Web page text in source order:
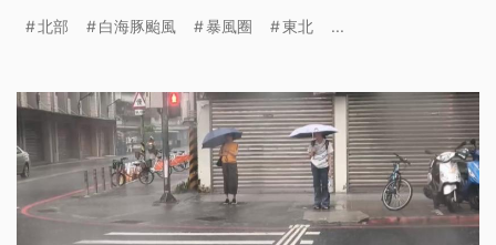
重影響，週末兩天，中部以北山區要嚴防豪雨等級的
往返日本航班有異動，離島船班也停航，提醒民眾出
門前，多留意交通相關訊息。
北部 白海豚颱風 暴風圈 東北 ...